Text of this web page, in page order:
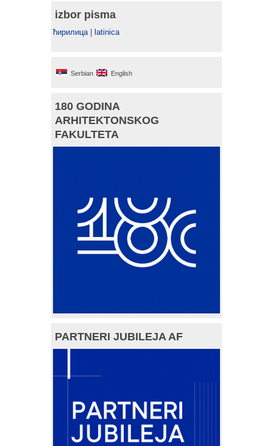
izbor pisma
ћирилица| latinica
Serbian English
180 GODINA
ARHITEKTONSKOG
FAKULTETA
PARTNERI JUBILEJA AF